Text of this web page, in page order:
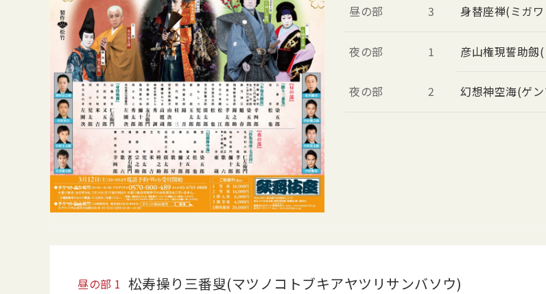
昼の部 3 身替座禅(ミガ
夜の部 1 彦山権現誓助劔
夜の部 2 幻想神空海(ゲ
昼の部 1 松寿操り三番叟(マツノコトブキアヤツリサンバソウ)